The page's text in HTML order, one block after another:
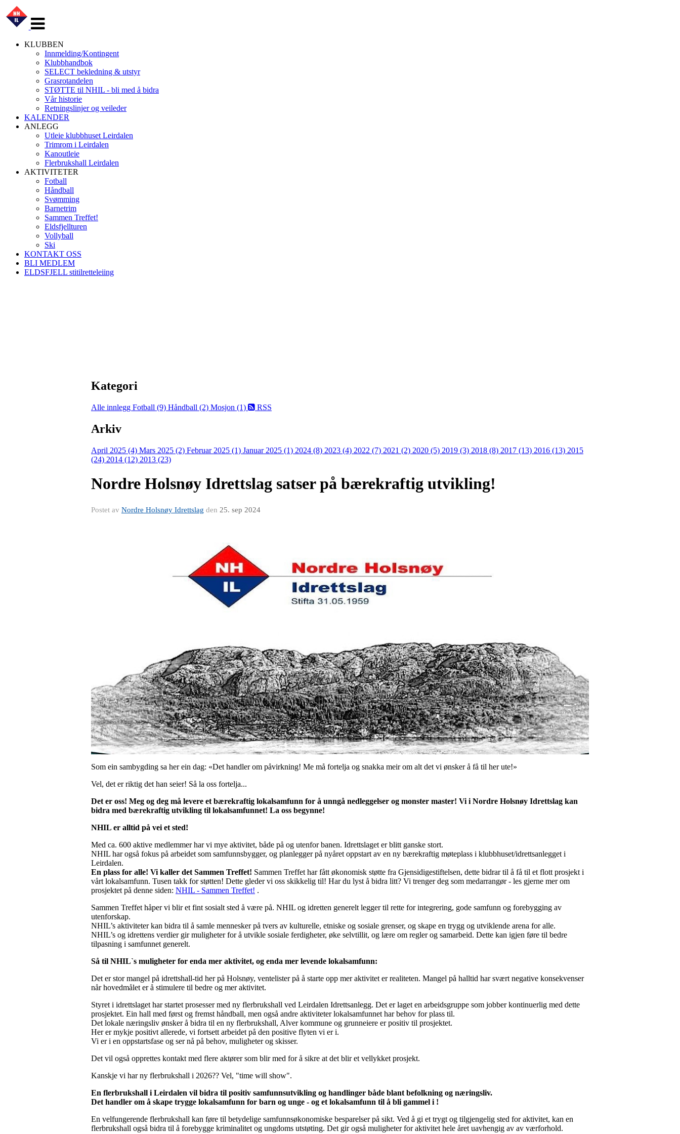
navigasjon
KLUBBEN
Innmelding/Kontingent
Klubbhandbok
SELECT bekledning & utstyr
Grasrotandelen
STØTTE til NHIL - bli med å bidra
Vår historie
Retningslinjer og veileder
KALENDER
ANLEGG
Utleie klubbhuset Leirdalen
Trimrom i Leirdalen
Kanoutleie
Flerbrukshall Leirdalen
AKTIVITETER
Fotball
Håndball
Svømming
Barnetrim
Sammen Treffet!
Eldsfjellturen
Vollyball
Ski
KONTAKT OSS
BLI MEDLEM
ELDSFJELL stitilretteleiing
Kategori
Alle innlegg Fotball (9) Håndball (2) Mosjon (1) RSS
Arkiv
April 2025 (4) Mars 2025 (2) Februar 2025 (1) Januar 2025 (1) 2024 (8) 2023 (4) 2022 (7) 2021 (2) 2020 (5) 2019 (3) 2018 (8) 2017 (13) 2016 (13) 2015
(24) 2014 (12) 2013 (23)
Nordre Holsnøy Idrettslag satser på bærekraftig utvikling!
Postet av Nordre Holsnøy Idrettslag den 25. sep 2024
Som ein sambygding sa her ein dag: «Det handler om påvirkning! Me må fortelja og snakka meir om alt det vi ønsker å få til her ute!»
Vel, det er riktig det han seier! Så la oss fortelja...
Det er oss! Meg og deg må levere et bærekraftig lokalsamfunn for å unngå nedleggelser og monster master! Vi i Nordre Holsnøy Idrettslag kan
bidra med bærekraftig utvikling til lokalsamfunnet! La oss begynne!
NHIL er alltid på vei et sted!
Med ca. 600 aktive medlemmer har vi mye aktivitet, både på og utenfor banen. Idrettslaget er blitt ganske stort.
NHIL har også fokus på arbeidet som samfunnsbygger, og planlegger på nyåret oppstart av en ny bærekraftig møteplass i klubbhuset/idrettsanlegget i
Leirdalen.
En plass for alle! Vi kaller det Sammen Treffet! Sammen Treffet har fått økonomisk støtte fra Gjensidigestiftelsen, dette bidrar til å få til et flott prosjekt i
vårt lokalsamfunn. Tusen takk for støtten! Dette gleder vi oss skikkelig til! Har du lyst å bidra litt? Vi trenger deg som medarrangør - les gjerne mer om
prosjektet på denne siden: NHIL - Sammen Treffet! .
Sammen Treffet håper vi blir et fint sosialt sted å være på. NHIL og idretten generelt legger til rette for integrering, gode samfunn og forebygging av
utenforskap.
NHIL’s aktiviteter kan bidra til å samle mennesker på tvers av kulturelle, etniske og sosiale grenser, og skape en trygg og utviklende arena for alle.
NHIL’s og idrettens verdier gir muligheter for å utvikle sosiale ferdigheter, øke selvtillit, og lære om regler og samarbeid. Dette kan igjen føre til bedre
tilpasning i samfunnet generelt.
Så til NHIL`s muligheter for enda mer aktivitet, og enda mer levende lokalsamfunn:
Det er stor mangel på idrettshall-tid her på Holsnøy, ventelister på å starte opp mer aktivitet er realiteten. Mangel på halltid har svært negative konsekvenser
når hovedmålet er å stimulere til bedre og mer aktivitet.
Styret i idrettslaget har startet prosesser med ny flerbrukshall ved Leirdalen Idrettsanlegg. Det er laget en arbeidsgruppe som jobber kontinuerlig med dette
prosjektet. Ein hall med først og fremst håndball, men også andre aktiviteter lokalsamfunnet har behov for plass til.
Det lokale næringsliv ønsker å bidra til en ny flerbrukshall, Alver kommune og grunneiere er positiv til prosjektet.
Her er mykje positivt allerede, vi fortsett arbeidet på den positive flyten vi er i.
Vi er i en oppstartsfase og ser nå på behov, muligheter og skisser.
Det vil også opprettes kontakt med flere aktører som blir med for å sikre at det blir et vellykket prosjekt.
Kanskje vi har ny flerbrukshall i 2026?? Vel, "time will show".
En flerbrukshall i Leirdalen vil bidra til positiv samfunnsutvikling og handlinger både blant befolkning og næringsliv.
Det handler om å skape trygge lokalsamfunn for barn og unge - og et lokalsamfunn til å bli gammel i !
En velfungerende flerbrukshall kan føre til betydelige samfunnsøkonomiske besparelser på sikt. Ved å gi et trygt og tilgjengelig sted for aktivitet, kan en
flerbrukshall også bidra til å forebygge kriminalitet og ungdoms utstøting. Det gir også muligheter for aktivitet hele året uavhengig av av værforhold.